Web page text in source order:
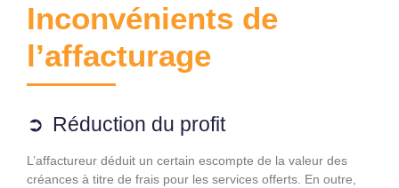
Inconvénients de
l’affacturage
Réduction du profit
L’affactureur déduit un certain escompte de la valeur des
créances à titre de frais pour les services offerts. En outre,